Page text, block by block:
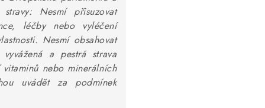
Nesmí přisuzovat
léčby nebo vyléčení
Nesmí obsahovat
a pestrá strava
nebo minerálních
uvádět za podmínek